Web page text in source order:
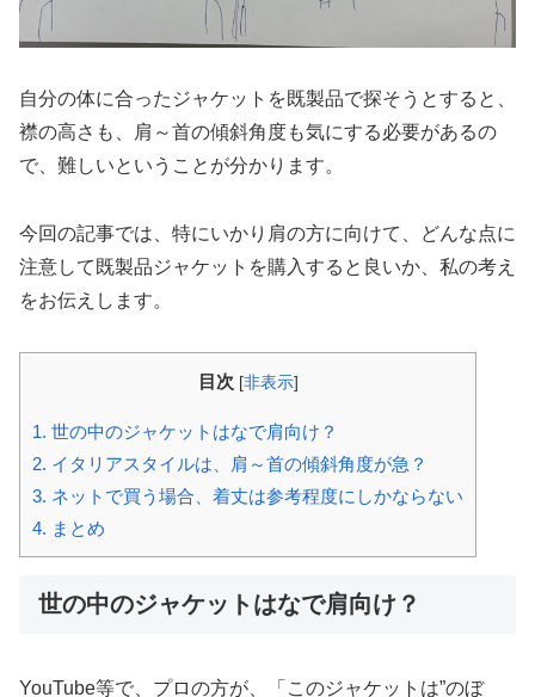
自分の体に合ったジャケットを既製品で探そうとすると、
襟の高さも、肩～首の傾斜角度も気にする必要があるの
で、難しいということが分かります。
今回の記事では、特にいかり肩の方に向けて、どんな点に
注意して既製品ジャケットを購入すると良いか、私の考え
をお伝えします。
目次 [非表示]
1. 世の中のジャケットはなで肩向け？
2. イタリアスタイルは、肩～首の傾斜角度が急？
3. ネットで買う場合、着丈は参考程度にしかならない
4. まとめ
世の中のジャケットはなで肩向け？
YouTube等で、プロの方が、「このジャケットは”のぼ